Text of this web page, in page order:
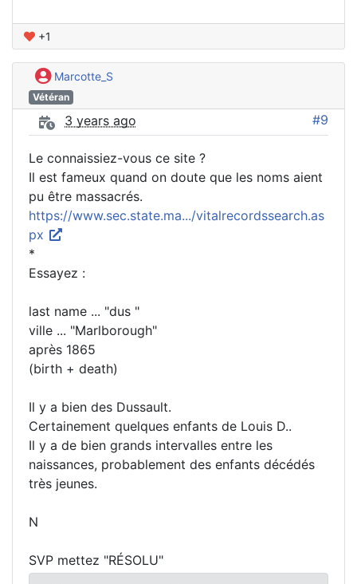
+1
Marcotte_S
Vétéran
3 years ago #9
Le connaissiez-vous ce site ?
Il est fameux quand on doute que les noms aient
pu être massacrés.
https://www.sec.state.ma.../vitalrecordssearch.as
px
*
Essayez :
last name ... "dus "
ville ... "Marlborough"
après 1865
(birth + death)
Il y a bien des Dussault.
Certainement quelques enfants de Louis D..
Il y a de bien grands intervalles entre les
naissances, probablement des enfants décédés
très jeunes.
N
SVP mettez "RÉSOLU"